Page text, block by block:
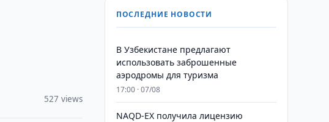
527 views
ПОСЛЕДНИЕ НОВОСТИ
В Узбекистане предлагают
использовать заброшенные
аэродромы для туризма
17:00 · 07/08
NAQD-EX получила лицензию